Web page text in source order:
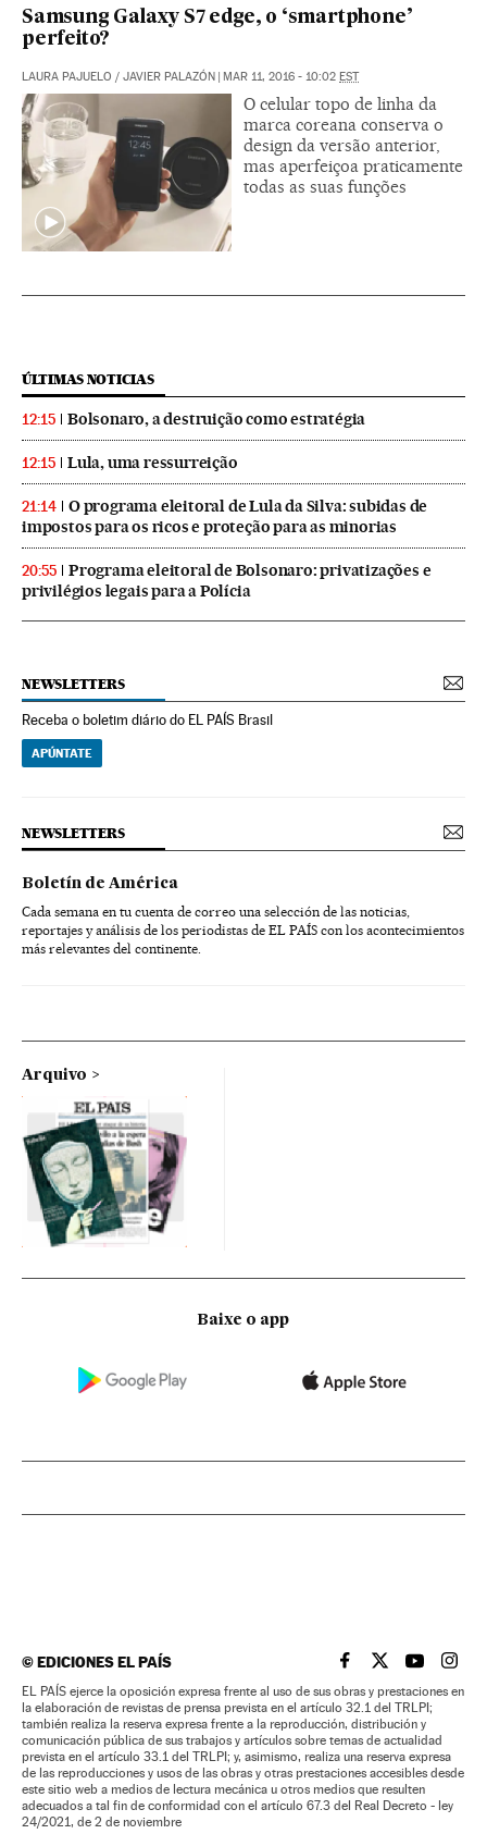
Samsung Galaxy S7 edge, o ‘smartphone’
perfeito?
LAURA PAJUELO / JAVIER PALAZÓN MAR 11, 2016 - 10:02 EST
O celular topo de linha da
marca coreana conserva o
design da versão anterior,
mas aperfeiçoa praticamente
todas as suas funções
ÚLTIMAS NOTICIAS
12:15 Bolsonaro, a destruição como estratégia
12:15 Lula, uma ressurreição
21:14
O programa eleitoral de Lula da Silva: subidas de
impostos para os ricos e proteção para as minorias
20:55
Programa eleitoral de Bolsonaro: privatizações e
privilégios legais para a Polícia
NEWSLETTERS
Receba o boletim diário do EL PAÍS Brasil
APÚNTATE
NEWSLETTERS
Boletín de América
Cada semana en tu cuenta de correo una selección de las noticias,
reportajes y análisis de los periodistas de EL PAÍS con los acontecimientos
más relevantes del continente.
Arquivo
Baixe o app
©EDICIONES EL PAÍS EL PAÍS BRASIL EN
EL PAÍSEL PAÍS
EL
EL PAÍS ejerce la oposición expresa frente al uso de sus obras y prestaciones en
la elaboración de revistas de prensa prevista en el artículo 32.1 del TRLPI;
también realiza la reserva expresa frente a la reproducción, distribución y
comunicación pública de sus trabajos y artículos sobre temas de actualidad
prevista en el artículo 33.1 del TRLPI; y, asimismo, realiza una reserva expresa
de las reproducciones y usos de las obras y otras prestaciones accesibles desde
este sitio web a medios de lectura mecánica u otros medios que resulten
adecuados a tal fin de conformidad con el artículo 67.3 del Real Decreto - ley
24/2021, de 2 de noviembre